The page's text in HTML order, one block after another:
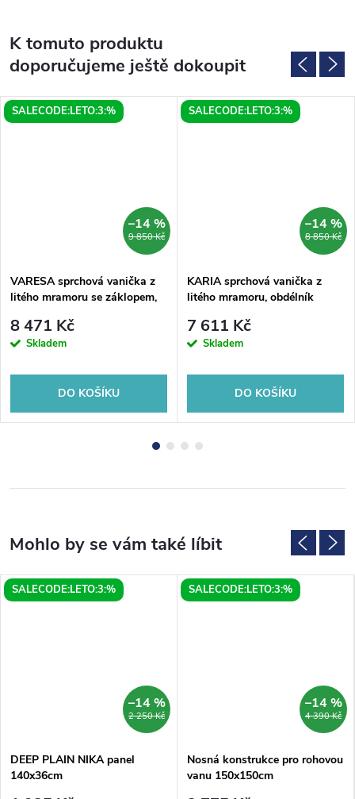
K tomuto produktu
doporučujeme ještě dokoupit
SALECODE:LETO:3:%
9 850 Kč
–14 %
VARESA sprchová vanička z
litého mramoru se záklopem,
8 471 Kč
Skladem
DO KOŠÍKU
SALECODE:LETO:3:%
8 850 Kč
–14 %
KARIA sprchová vanička z
litého mramoru, obdélník
7 611 Kč
Skladem
DO KOŠÍKU
SALECODE:LETO:3:%
2 250 Kč
–14 %
DEEP PLAIN NIKA panel
140x36cm
SALECODE:LETO:3:%
4 390 Kč
–14 %
Nosná konstrukce pro rohovou
vanu 150x150cm